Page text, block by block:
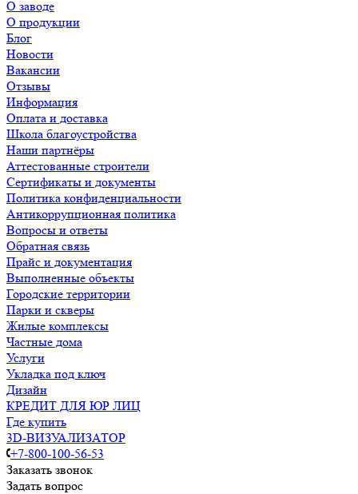
О заводе
О продукции
Блог
Новости
Вакансии
Отзывы
Информация
Оплата и доставка
Школа благоустройства
Наши партнёры
Аттестованные строители
Сертификаты и документы
Политика конфиденциальности
Антикоррупционная политика
Вопросы и ответы
Обратная связь
Прайс и документация
Выполненные объекты
Городские территории
Парки и скверы
Жилые комплексы
Частные дома
Услуги
Укладка под ключ
Дизайн
КРЕДИТ ДЛЯ ЮР ЛИЦ
Где купить
3D-ВИЗУАЛИЗАТОР
+7-800-100-56-53
Заказать звонок
Задать вопрос